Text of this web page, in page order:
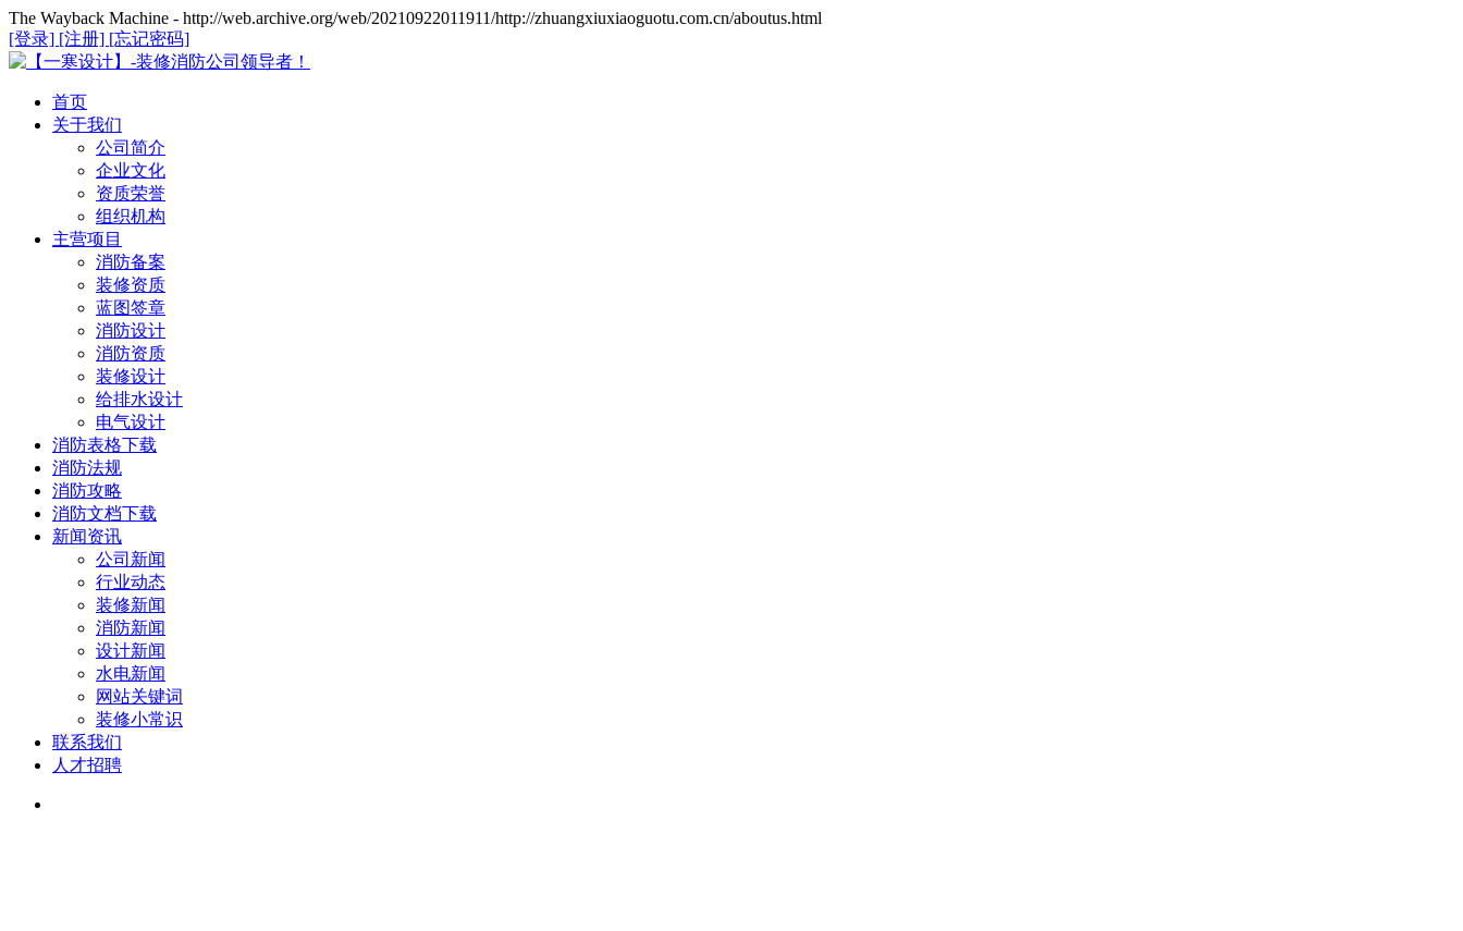
The Wayback Machine - http://web.archive.org/web/20210922011911/http://zhuangxiuxiaoguotu.com.cn/aboutus.html
[登录] [注册] [忘记密码]
首页
关于我们
公司简介
企业文化
资质荣誉
组织机构
主营项目
消防备案
装修资质
蓝图签章
消防设计
消防资质
装修设计
给排水设计
电气设计
消防表格下载
消防法规
消防攻略
消防文档下载
新闻资讯
公司新闻
行业动态
装修新闻
消防新闻
设计新闻
水电新闻
网站关键词
装修小常识
联系我们
人才招聘